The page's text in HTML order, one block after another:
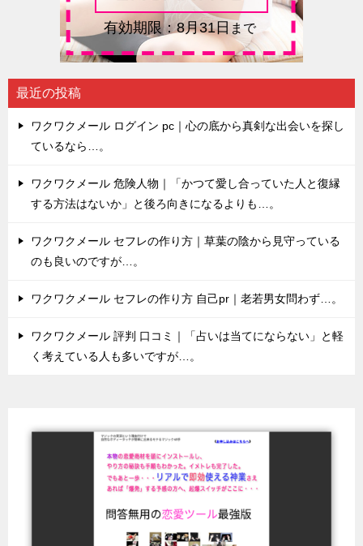
最近の投稿
ワクワクメール ログイン pc｜心の底から真剣な出会いを探し
ているなら…。
ワクワクメール 危険人物｜「かつて愛し合っていた人と復縁
する方法はないか」と後ろ向きになるよりも…。
ワクワクメール セフレの作り方｜草葉の陰から見守っている
のも良いのですが…。
ワクワクメール セフレの作り方 自己pr｜老若男女問わず…。
ワクワクメール 評判 口コミ｜「占いは当てにならない」と軽
く考えている人も多いですが…。